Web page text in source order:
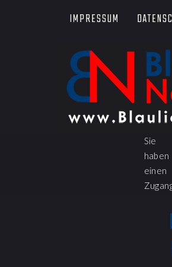
IMPRESSUM
Sie
haben
einen